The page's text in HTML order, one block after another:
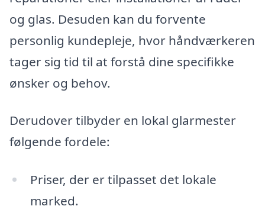
og glas. Desuden kan du forvente
personlig kundepleje, hvor håndværkeren
tager sig tid til at forstå dine specifikke
ønsker og behov.
Derudover tilbyder en lokal glarmester
følgende fordele:
Priser, der er tilpasset det lokale
marked.